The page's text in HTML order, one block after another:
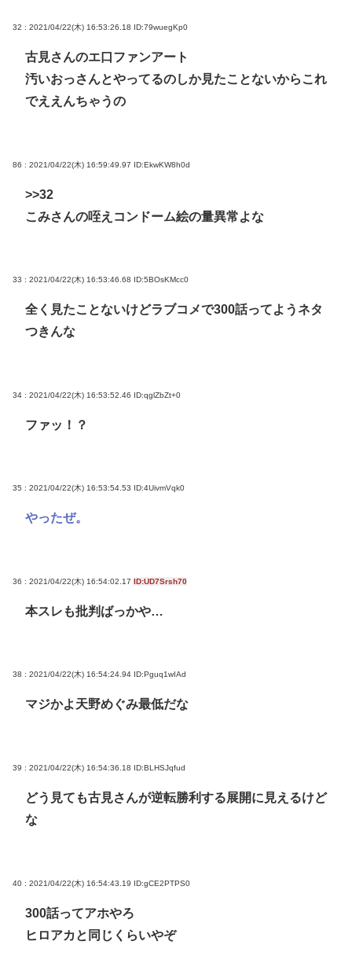
32 : 2021/04/22(木) 16:53:26.18 ID:79wuegKp0
古見さんのエ口ファンアート
汚いおっさんとやってるのしか見たことないからこれ
でええんちゃうの
86 : 2021/04/22(木) 16:59:49.97 ID:EkwKW8h0d
>>32
こみさんの咥えコンドーム絵の量異常よな
33 : 2021/04/22(木) 16:53:46.68 ID:5BOsKMcc0
全く見たことないけどラブコメで300話ってようネタ
つきんな
34 : 2021/04/22(木) 16:53:52.46 ID:qglZbZt+0
ファッ！？
35 : 2021/04/22(木) 16:53:54.53 ID:4UivmVqk0
やったぜ。
36 : 2021/04/22(木) 16:54:02.17 ID:UD7Srsh70
本スレも批判ばっかや…
38 : 2021/04/22(木) 16:54:24.94 ID:Pguq1wIAd
マジかよ天野めぐみ最低だな
39 : 2021/04/22(木) 16:54:36.18 ID:BLHSJqfud
どう見ても古見さんが逆転勝利する展開に見えるけど
な
40 : 2021/04/22(木) 16:54:43.19 ID:gCE2PTPS0
300話ってアホやろ
ヒロアカと同じくらいやぞ